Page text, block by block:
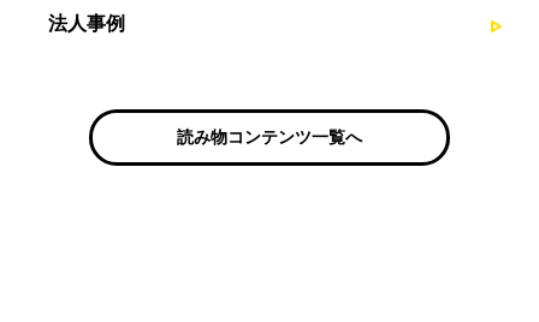
法人事例
読み物コンテンツ一覧へ